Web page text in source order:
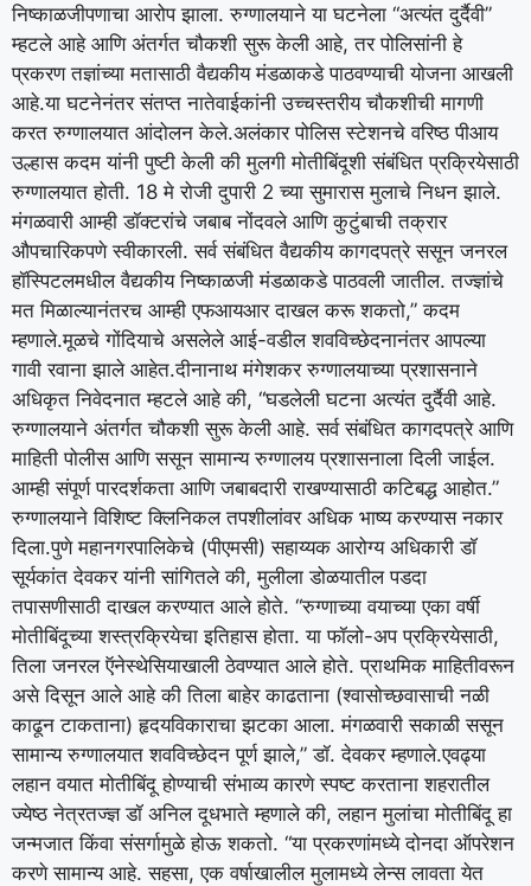
निष्काळजीपणाचा आरोप झाला. रुग्णालयाने या घटनेला “अत्यंत दुर्दैवी”
म्हटले आहे आणि अंतर्गत चौकशी सुरू केली आहे, तर पोलिसांनी हे
प्रकरण तज्ञांच्या मतासाठी वैद्यकीय मंडळाकडे पाठवण्याची योजना आखली
आहे.या घटनेनंतर संतप्त नातेवाईकांनी उच्चस्तरीय चौकशीची मागणी
करत रुग्णालयात आंदोलन केले.अलंकार पोलिस स्टेशनचे वरिष्ठ पीआय
उल्हास कदम यांनी पुष्टी केली की मुलगी मोतीबिंदूशी संबंधित प्रक्रियेसाठी
रुग्णालयात होती. 18 मे रोजी दुपारी 2 च्या सुमारास मुलाचे निधन झाले.
मंगळवारी आम्ही डॉक्टरांचे जबाब नोंदवले आणि कुटुंबाची तक्रार
औपचारिकपणे स्वीकारली. सर्व संबंधित वैद्यकीय कागदपत्रे ससून जनरल
हॉस्पिटलमधील वैद्यकीय निष्काळजी मंडळाकडे पाठवली जातील.तज्ज्ञांचे
मत मिळाल्यानंतरच आम्ही एफआयआर दाखल करू शकतो,” कदम
म्हणाले.मूळचे गोंदियाचे असलेले आई-वडील शवविच्छेदनानंतर आपल्या
गावी रवाना झाले आहेत.दीनानाथ मंगेशकर रुग्णालयाच्या प्रशासनाने
अधिकृत निवेदनात म्हटले आहे की, “घडलेली घटना अत्यंत दुर्दैवी आहे.
रुग्णालयाने अंतर्गत चौकशी सुरू केली आहे. सर्व संबंधित कागदपत्रे आणि
माहिती पोलीस आणि ससून सामान्य रुग्णालय प्रशासनाला दिली जाईल.
आम्ही संपूर्ण पारदर्शकता आणि जबाबदारी राखण्यासाठी कटिबद्ध आहोत.”
रुग्णालयाने विशिष्ट क्लिनिकल तपशीलांवर अधिक भाष्य करण्यास नकार
दिला.पुणे महानगरपालिकेचे (पीएमसी) सहाय्यक आरोग्य अधिकारी डॉ
सूर्यकांत देवकर यांनी सांगितले की, मुलीला डोळयातील पडदा
तपासणीसाठी दाखल करण्यात आले होते. “रुग्णाच्या वयाच्या एका वर्षी
मोतीबिंदूच्या शस्त्रक्रियेचा इतिहास होता. या फॉलो-अप प्रक्रियेसाठी,
तिला जनरल ऍनेस्थेसियाखाली ठेवण्यात आले होते.प्राथमिक माहितीवरून
असे दिसून आले आहे की तिला बाहेर काढताना (श्वासोच्छवासाची नळी
काढून टाकताना) हृदयविकाराचा झटका आला. मंगळवारी सकाळी ससून
सामान्य रुग्णालयात शवविच्छेदन पूर्ण झाले,” डॉ. देवकर म्हणाले.एवढ्या
लहान वयात मोतीबिंदू होण्याची संभाव्य कारणे स्पष्ट करताना शहरातील
ज्येष्ठ नेत्रतज्ज्ञ डॉ अनिल दूधभाते म्हणाले की, लहान मुलांचा मोतीबिंदू हा
जन्मजात किंवा संसर्गामुळे होऊ शकतो. “या प्रकरणांमध्ये दोनदा ऑपरेशन
करणे सामान्य आहे. सहसा, एक वर्षाखालील मुलामध्ये लेन्स लावता येत